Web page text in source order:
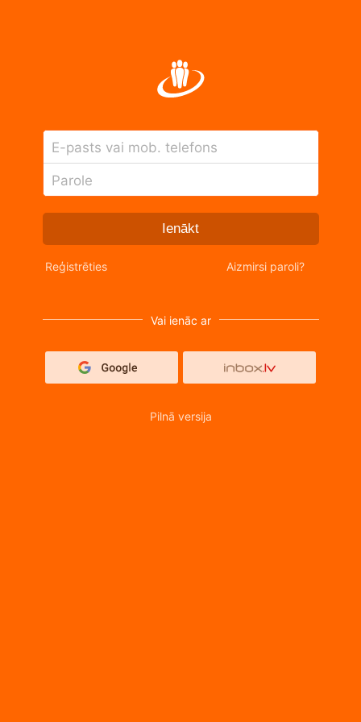
E-pasts vai mob. telefons
Parole
Ienākt
Reģistrēties Aizmirsi paroli?
Vai ienāc ar
Pilnā versija